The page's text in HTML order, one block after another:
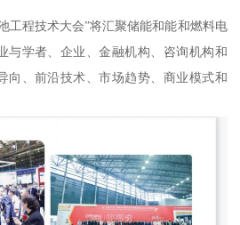
工程技术大会”将汇聚储能和能和燃料电
与学者、企业、金融机构、咨询机构和
向、前沿技术、市场趋势、商业模式和